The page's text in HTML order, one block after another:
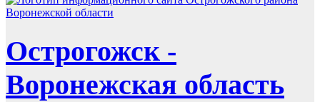
Острогожск -
Воронежская область